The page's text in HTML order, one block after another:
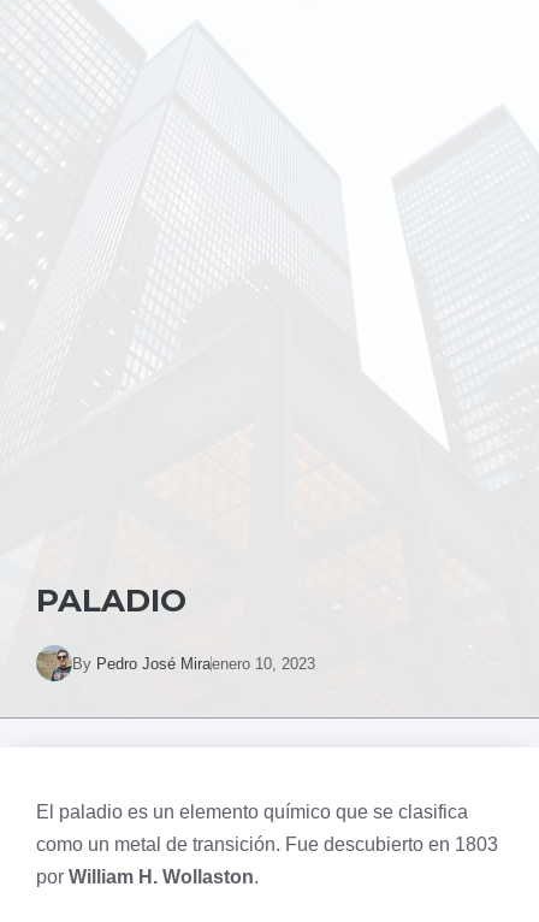
PALADIO
By Pedro José Miraenero 10, 2023
El paladio es un elemento químico que se clasifica
como un metal de transición. Fue descubierto en 1803
por William H. Wollaston.